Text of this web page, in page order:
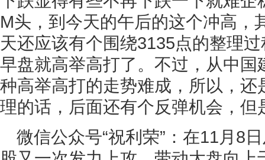
M头，到今天的午后的这个冲高，
天还应该有个围绕3135点的整理
早盘就高举高打了。不过，从中
种高举高打的走势难成，所以，
理的话，后面还有个反弹机会，但
微信公众号“祝利荣”：在11月8